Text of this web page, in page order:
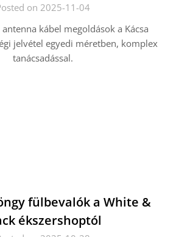
on 2025-11-04
kábel megoldások a Kácsa
jelvétel egyedi méretben, komplex
tanácsadással.
fülbevalók a White &
ékszershoptól